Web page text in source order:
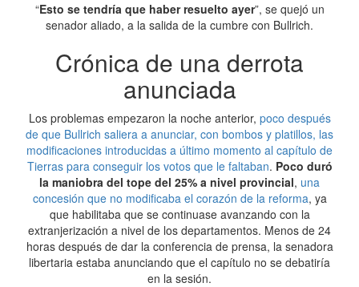
“Esto se tendría que haber resuelto ayer”, se quejó un
senador aliado, a la salida de la cumbre con Bullrich.
Crónica de una derrota
anunciada
Los problemas empezaron la noche anterior, poco después
de que Bullrich saliera a anunciar, con bombos y platillos, las
modificaciones introducidas a último momento al capítulo de
Tierras para conseguir los votos que le faltaban. Poco duró
la maniobra del tope del 25% a nivel provincial, una
concesión que no modificaba el corazón de la reforma, ya
que habilitaba que se continuase avanzando con la
extranjerización a nivel de los departamentos. Menos de 24
horas después de dar la conferencia de prensa, la senadora
libertaria estaba anunciando que el capítulo no se debatiría
en la sesión.